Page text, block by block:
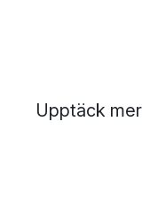
Upptäck mer